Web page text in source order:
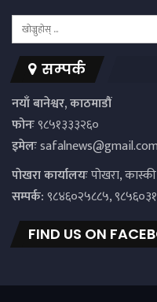
सम्पर्क
नयाँ बानेश्वर, काठमाडौं
फोनः९८५१३३३२६०
इमेलःsafalnews@gmail.com
पाेखरा कार्यालयःपोखरा, कास्की
सम्पर्क:९८४६०२५८८५,
FIND US ON